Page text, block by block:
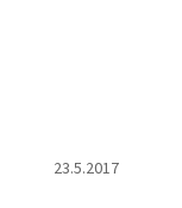
23.5.2017